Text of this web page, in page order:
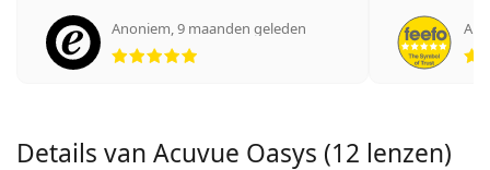
Anoniem,9 maanden geleden
Beoordeling 5 van 5
Details van Acuvue Oasys (12 lenzen)